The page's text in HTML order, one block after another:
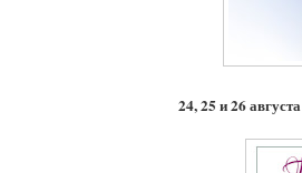
24, 25 и 26 августа